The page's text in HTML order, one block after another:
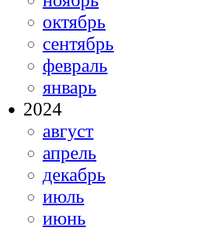
октябрь
сентябрь
февраль
январь
2024
август
апрель
декабрь
июль
июнь